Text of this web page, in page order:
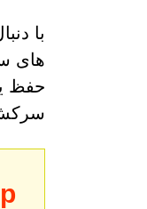
با
های
حفظ